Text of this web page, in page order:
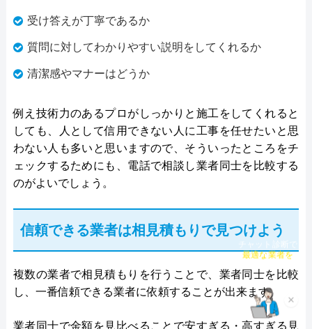
受け答えが丁寧であるか
質問に対してわかりやすい説明をしてくれるか
清潔感やマナーはどうか
例え技術力のあるプロがしっかりと施工をしてくれると
しても、人として信用できない人に工事を任せたいと思
わない人も多いと思いますので、そういったところをチ
ェックするためにも、電話で相談し業者同士を比較する
のがよいでしょう。
信頼できる業者は相見積もりで見つけよう
複数の業者で相見積もりを行うことで、業者同士を比較
し、一番信頼できる業者に依頼することが出来ます。
業者同士で金額を見比べることで安すぎる・高すぎる見
×
チャット診断で
最適な業者を
ご提案